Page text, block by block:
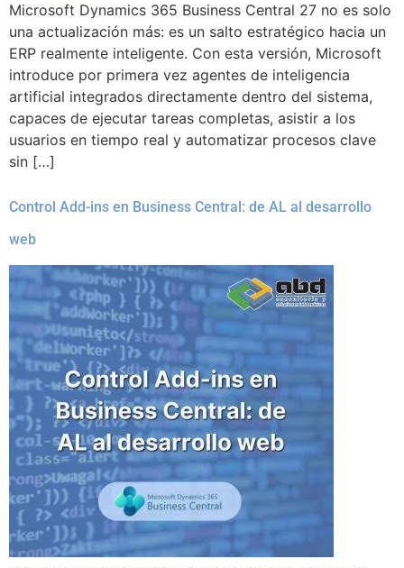
Microsoft Dynamics 365 Business Central 27 no es solo
una actualización más: es un salto estratégico hacia un
ERP realmente inteligente. Con esta versión, Microsoft
introduce por primera vez agentes de inteligencia
artificial integrados directamente dentro del sistema,
capaces de ejecutar tareas completas, asistir a los
usuarios en tiempo real y automatizar procesos clave
sin […]
Control Add-ins en Business Central: de AL al desarrollo
web